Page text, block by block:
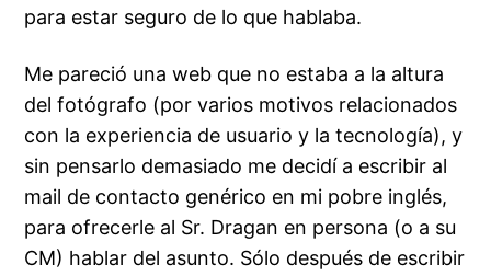
para estar seguro de lo que hablaba.
Me pareció una web que no estaba a la altura
del fotógrafo (por varios motivos relacionados
con la experiencia de usuario y la tecnología), y
sin pensarlo demasiado me decidí a escribir al
mail de contacto genérico en mi pobre inglés,
para ofrecerle al Sr. Dragan en persona (o a su
CM) hablar del asunto. Sólo después de escribir